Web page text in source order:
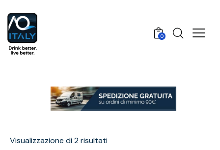
0
Visualizzazione di 2 risultati